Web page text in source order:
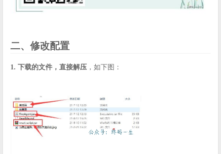
二、修改配置
1. 下载的文件，直接解压 ，如下图：